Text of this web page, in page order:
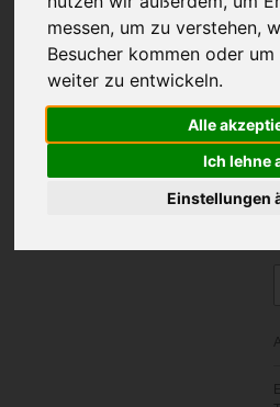
messen, um zu verstehen,
Besucher kommen oder
weiter zu entwickeln.
Alle
Ich lehne
Einstellungen